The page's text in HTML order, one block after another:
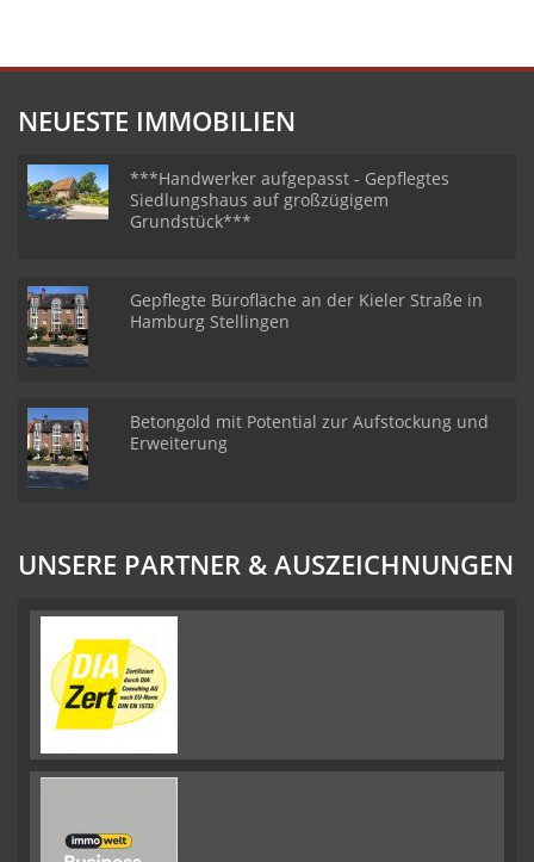
NEUESTE IMMOBILIEN
***Handwerker aufgepasst - Gepflegtes
Siedlungshaus auf großzügigem
Grundstück***
Gepflegte Bürofläche an der Kieler Straße in
Hamburg Stellingen
Betongold mit Potential zur Aufstockung und
Erweiterung
UNSERE PARTNER & AUSZEICHNUNGEN